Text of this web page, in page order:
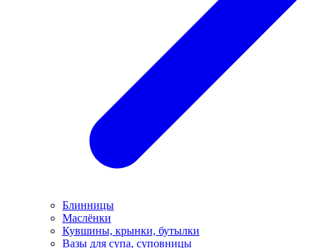
Блинницы
Маслёнки
Кувшины, крынки, бутылки
Вазы для супа, суповницы